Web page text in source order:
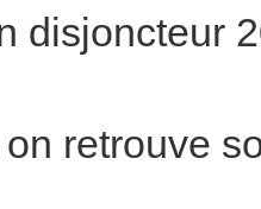
disjoncteur
retrouve